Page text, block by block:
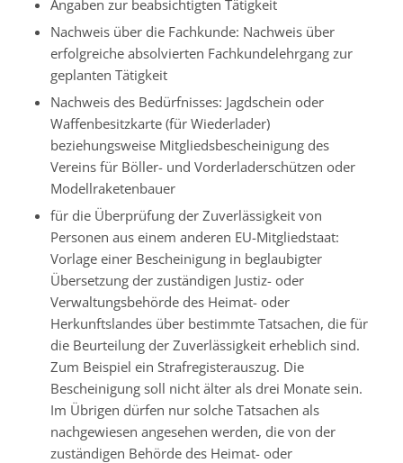
Angaben zur beabsichtigten Tätigkeit
Nachweis über die Fachkunde: Nachweis über
erfolgreiche absolvierten Fachkundelehrgang zur
geplanten Tätigkeit
Nachweis des Bedürfnisses: Jagdschein oder
Waffenbesitzkarte (für Wiederlader)
beziehungsweise Mitgliedsbescheinigung des
Vereins für Böller- und Vorderladerschützen oder
Modellraketenbauer
für die Überprüfung der Zuverlässigkeit von
Personen aus einem anderen EU-Mitgliedstaat:
Vorlage einer Bescheinigung in beglaubigter
Übersetzung der zuständigen Justiz- oder
Verwaltungsbehörde des Heimat- oder
Herkunftslandes über bestimmte Tatsachen, die für
die Beurteilung der Zuverlässigkeit erheblich sind.
Zum Beispiel ein Strafregisterauszug. Die
Bescheinigung soll nicht älter als drei Monate sein.
Im Übrigen dürfen nur solche Tatsachen als
nachgewiesen angesehen werden, die von der
zuständigen Behörde des Heimat- oder